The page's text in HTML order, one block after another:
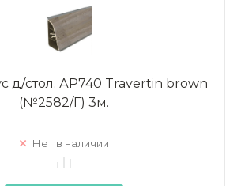
д/стол. АР740 Travertin brown
(№2582/Г) 3м.
Нет в наличии